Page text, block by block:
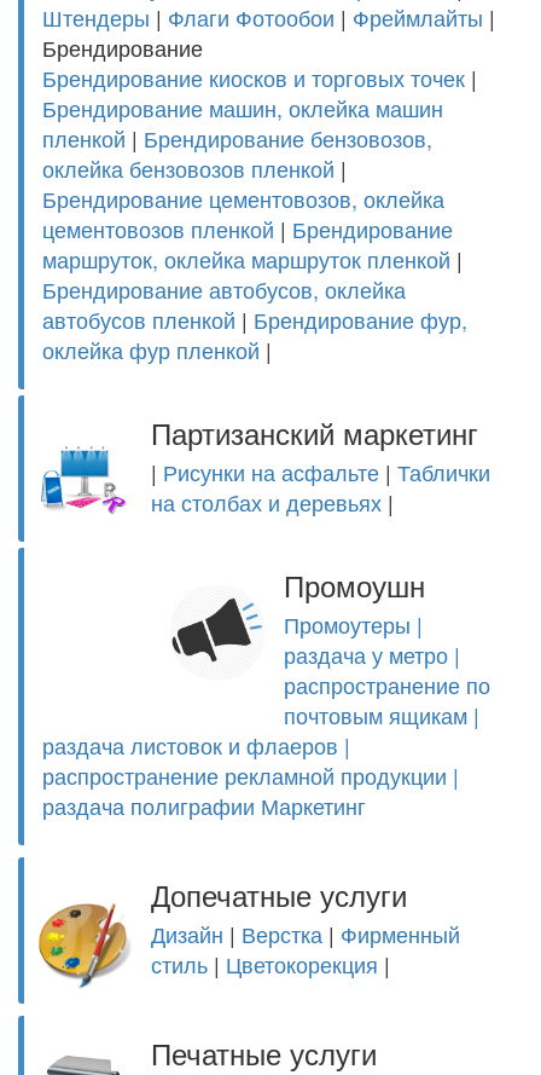
Штендеры | Флаги Фотообои | Фреймлайты |
Брендирование
Брендирование киосков и торговых точек |
Брендирование машин, оклейка машин
пленкой | Брендирование бензовозов,
оклейка бензовозов пленкой |
Брендирование цементовозов, оклейка
цементовозов пленкой | Брендирование
маршруток, оклейка маршруток пленкой |
Брендирование автобусов, оклейка
автобусов пленкой | Брендирование фур,
оклейка фур пленкой |
Партизанский маркетинг
| Рисунки на асфальте | Таблички
на столбах и деревьях |
Промоушн
Промоутеры |
раздача у метро |
распространение по
почтовым ящикам |
раздача листовок и флаеров |
распространение рекламной продукции |
раздача полиграфии Маркетинг
Допечатные услуги
Дизайн | Верстка | Фирменный
стиль | Цветокорекция |
Печатные услуги